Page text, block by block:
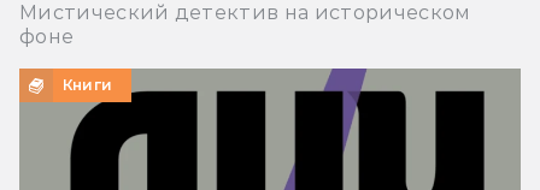
Мистический детектив на историческом
фоне
Книги